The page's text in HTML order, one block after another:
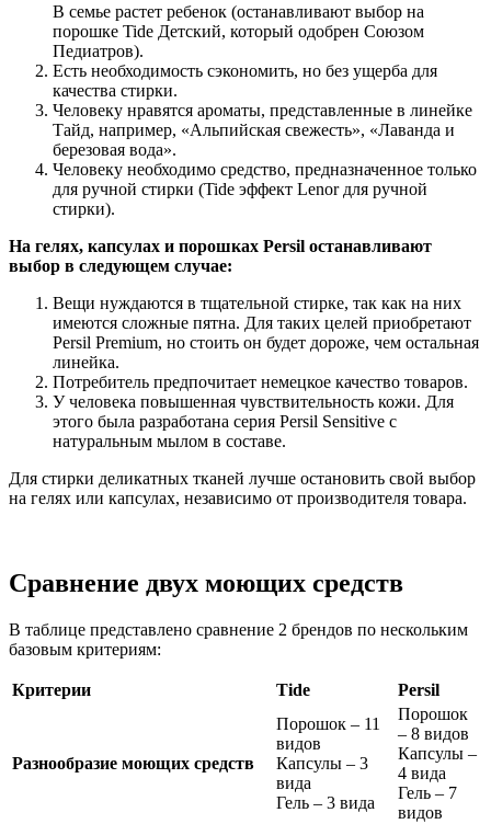
В семье растет ребенок (останавливают выбор на
порошке Tide Детский, который одобрен Союзом
Педиатров).
Есть необходимость сэкономить, но без ущерба для
качества стирки.
Человеку нравятся ароматы, представленные в линейке
Тайд, например, «Альпийская свежесть», «Лаванда и
березовая вода».
Человеку необходимо средство, предназначенное только
для ручной стирки (Tide эффект Lenor для ручной
стирки).
На гелях, капсулах и порошках Persil останавливают
выбор в следующем случае:
Вещи нуждаются в тщательной стирке, так как на них
имеются сложные пятна. Для таких целей приобретают
Persil Premium, но стоить он будет дороже, чем остальная
линейка.
Потребитель предпочитает немецкое качество товаров.
У человека повышенная чувствительность кожи. Для
этого была разработана серия Persil Sensitive с
натуральным мылом в составе.
Для стирки деликатных тканей лучше остановить свой выбор
на гелях или капсулах, независимо от производителя товара.
Сравнение двух моющих средств
В таблице представлено сравнение 2 брендов по нескольким
базовым критериям:
Критерии Tide Persil
Разнообразие моющих средств
Порошок – 11
видов
Капсулы – 3
вида
Гель – 3 вида
Порошок
– 8 видов
Капсулы –
4 вида
Гель – 7
видов